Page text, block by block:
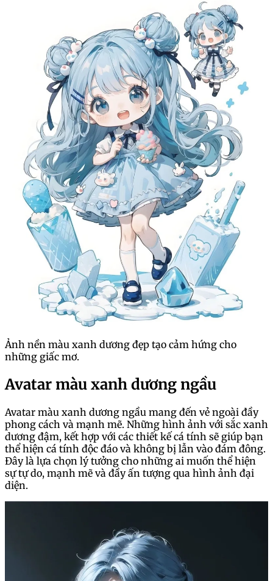
Ảnh nền màu xanh dương đẹp tạo cảm hứng cho
những giấc mơ.
Avatar màu xanh dương ngầu
Avatar màu xanh dương ngầu mang đến vẻ ngoài đầy
phong cách và mạnh mẽ. Những hình ảnh với sắc xanh
dương đậm, kết hợp với các thiết kế cá tính sẽ giúp bạn
thể hiện cá tính độc đáo và không bị lẫn vào đám đông.
Đây là lựa chọn lý tưởng cho những ai muốn thể hiện
sự tự do, mạnh mẽ và đầy ấn tượng qua hình ảnh đại
diện.